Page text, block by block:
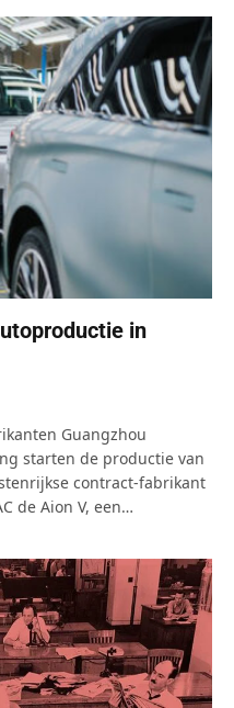
in
Guangzhou
starten de productie van
contract-fabrikant
de Aion V, een…